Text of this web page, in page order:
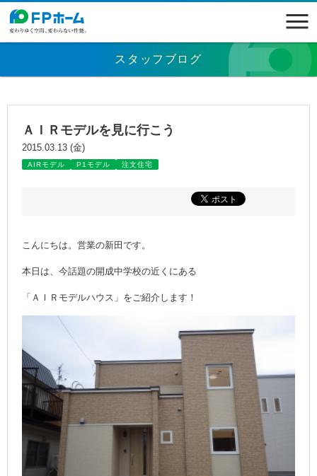
スタッフブログ
ＡＩＲモデルを見に行こう
2015.03.13 (金)
AIRモデル P1モデル 注文住宅
こんにちは。営業の新田です。
本日は、今話題の開成中学校の近くにある
「ＡＩＲモデルハウス」をご紹介します！